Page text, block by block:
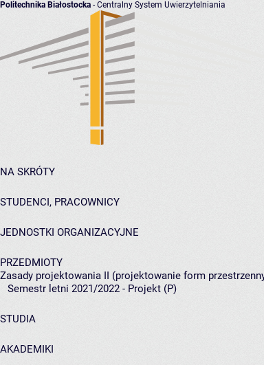
Politechnika Białostocka - Centralny System Uwierzytelniania
NA SKRÓTY
STUDENCI, PRACOWNICY
JEDNOSTKI ORGANIZACYJNE
PRZEDMIOTY
Zasady projektowania II (projektowanie form
Semestr letni 2021/2022 - Projekt (P)
STUDIA
AKADEMIKI